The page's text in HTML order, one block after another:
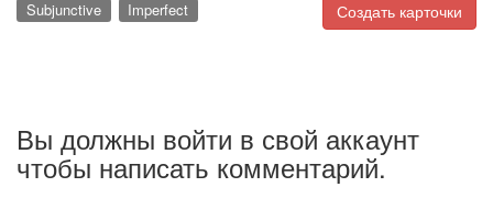
Создать карточки
Subjunctive Imperfect
Вы должны войти в свой аккаунт
чтобы написать комментарий.